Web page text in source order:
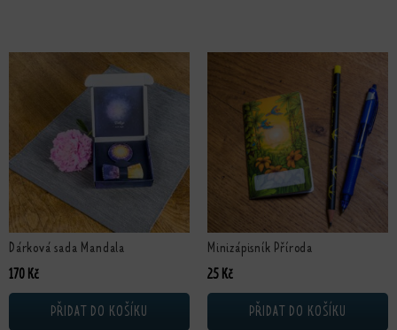
Dárková sada Mandala
170 Kč
PŘIDAT DO KOŠÍKU
Minizápisník Příroda
25 Kč
PŘIDAT DO KOŠÍKU